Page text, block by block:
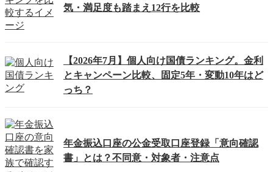
気・満足度も踏まえ12行を比較
【2026年7月】個人向け国債ランキング。金利
とキャンペーン比較、固定5年・変動10年はど
っち？
年金振込口座の公金受取口座登録「意向確認
書」とは？不同意・対象者・注意点